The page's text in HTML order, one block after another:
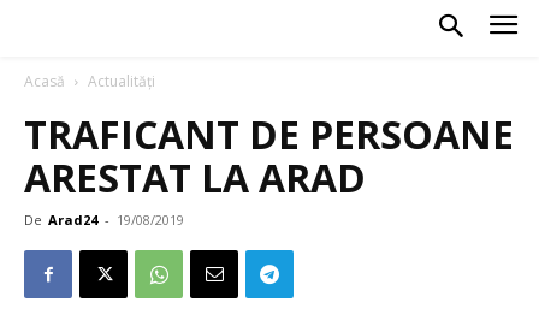
Acasă Actualități
TRAFICANT DE PERSOANE
ARESTAT LA ARAD
De Arad24 - 19/08/2019